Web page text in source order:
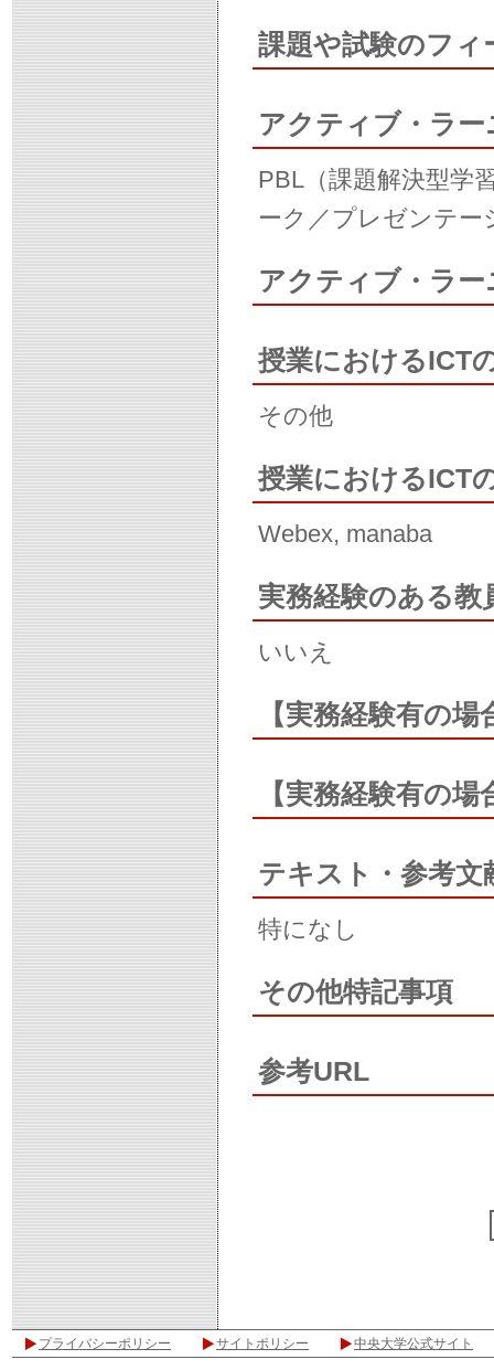
課題や試験のフィ
アクティブ・ラ
PBL（課題解決型学
ーク／プレゼンテー
アクティブ・ラ
授業におけるICT
その他
授業におけるICT
Webex, manaba
実務経験のある教
いいえ
【実務経験有の
【実務経験有の
テキスト・参考文
特になし
その他特記事項
参考URL
プライバシーポリシー サイトポリシー 中央大学公式サイト